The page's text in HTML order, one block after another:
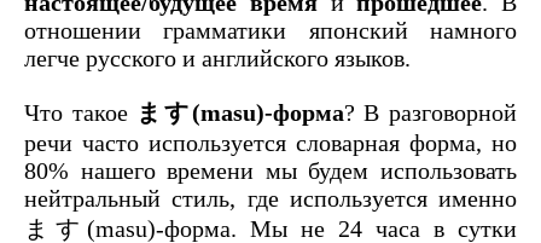
отношении грамматики японский намного
легче русского и английского языков.
Что такое ます(masu)-форма? В разговорной
речи часто используется словарная форма, но
80% нашего времени мы будем использовать
нейтральный стиль, где используется именно
ます(masu)-форма. Мы не 24 часа в сутки